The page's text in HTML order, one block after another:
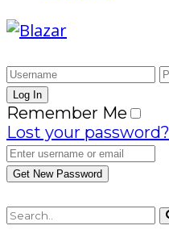
Remember Me
Lost your password?